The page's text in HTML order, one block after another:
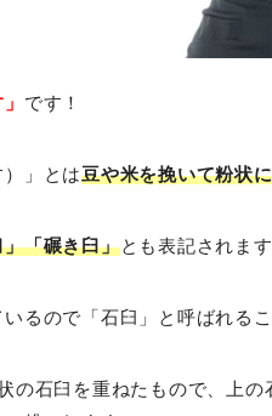
です！
）」とは豆や米を挽いて粉状
「碾き臼」とも表記されま
いるので「石臼」と呼ばれる
の石臼を重ねたもので、上